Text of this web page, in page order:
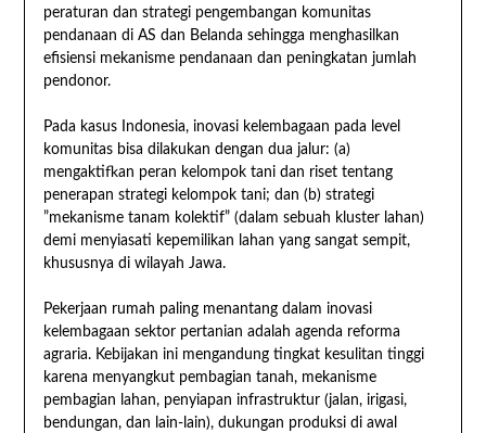
peraturan dan strategi pengembangan komunitas
pendanaan di AS dan Belanda sehingga menghasilkan
efisiensi mekanisme pendanaan dan peningkatan jumlah
pendonor.
Pada kasus Indonesia, inovasi kelembagaan pada level
komunitas bisa dilakukan dengan dua jalur: (a)
mengaktifkan peran kelompok tani dan riset tentang
penerapan strategi kelompok tani; dan (b) strategi
”mekanisme tanam kolektif” (dalam sebuah kluster lahan)
demi menyiasati kepemilikan lahan yang sangat sempit,
khususnya di wilayah Jawa.
Pekerjaan rumah paling menantang dalam inovasi
kelembagaan sektor pertanian adalah agenda reforma
agraria. Kebijakan ini mengandung tingkat kesulitan tinggi
karena menyangkut pembagian tanah, mekanisme
pembagian lahan, penyiapan infrastruktur (jalan, irigasi,
bendungan, dan lain-lain), dukungan produksi di awal